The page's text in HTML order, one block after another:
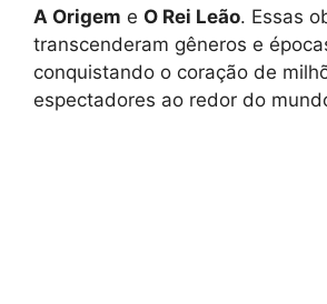
A Origem e O Rei Leão. Essas
transcenderam gêneros e
conquistando o coração de
espectadores ao redor do